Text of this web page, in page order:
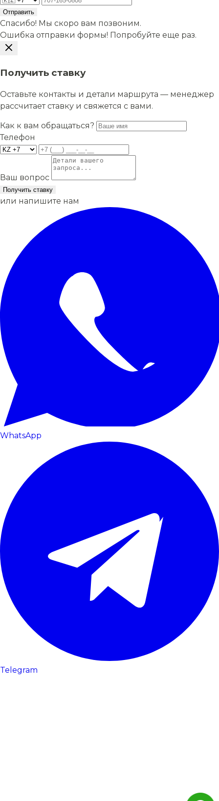
Отправить
Спасибо! Мы скоро вам позвоним.
Ошибка отправки формы! Попробуйте еще раз.
Получить ставку
Оставьте контакты и детали маршрута — менеджер
рассчитает ставку и свяжется с вами.
Как к вам обращаться?
Телефон
Ваш вопрос
Получить ставку
или напишите нам
WhatsApp
Telegram